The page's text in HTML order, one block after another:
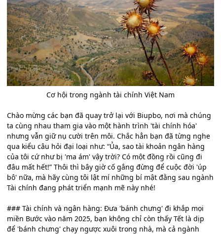
Cơ hội trong ngành tài chính Việt Nam
Chào mừng các bạn đã quay trở lại với Biupbo, nơi mà chúng
ta cùng nhau tham gia vào một hành trình 'tài chính hóa'
nhưng vẫn giữ nụ cười trên môi. Chắc hẳn bạn đã từng nghe
qua kiểu câu hỏi đại loại như: “Ủa, sao tài khoản ngân hàng
của tôi cứ như bị 'ma ám' vậy trời? Có một đồng rồi cũng đi
đâu mất hết!” Thôi thì bây giờ cố gắng đừng để cuộc đời 'úp
bô' nữa, mà hãy cùng tôi lật mí những bí mật đằng sau ngành
Tài chính đang phát triển mạnh mẽ này nhé!
### Tài chính và ngân hàng: Đưa 'bánh chưng' đi khắp mọi
miền Bước vào năm 2025, bạn không chỉ còn thấy Tết là dịp
để 'bánh chưng' chạy ngược xuôi trong nhà, mà cả ngành